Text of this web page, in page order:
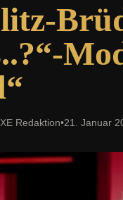
Redaktion•21. Januar